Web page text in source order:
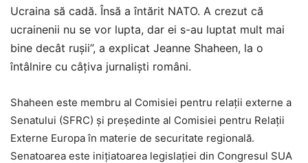
Ucraina să cadă. Însă a întărit NATO. A crezut că
ucrainenii nu se vor lupta, dar ei s-au luptat mult mai
bine decât ruşii”, a explicat Jeanne Shaheen, la o
întâlnire cu câțiva jurnalişti români.
Shaheen este membru al Comisiei pentru relații externe a
Senatului (SFRC) și președinte al Comisiei pentru Relații
Externe Europa în materie de securitate regională.
Senatoarea este inițiatoarea legislației din Congresul SUA